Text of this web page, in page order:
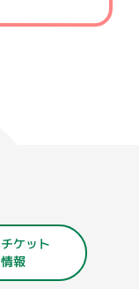
チケット
情報